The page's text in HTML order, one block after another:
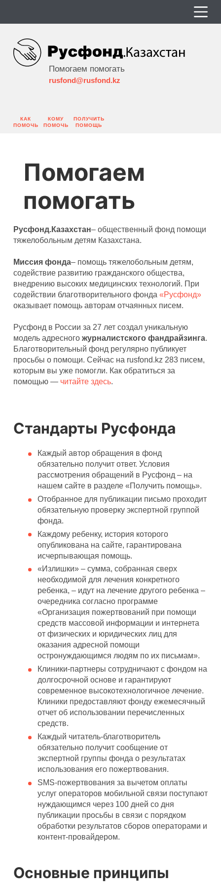
Помогаем помогать
rusfond@rusfond.kz
КАК
ПОМОЧЬ
КОМУ
ПОМОЧЬ
ПОЛУЧИТЬ
ПОМОЩЬ
Помогаем
помогать
Русфонд.Казахстан– общественный фонд помощи
тяжелобольным детям Казахстана.
Миссия фонда– помощь тяжелобольным детям,
содействие развитию гражданского общества,
внедрению высоких медицинских технологий. При
содействии благотворительного фонда «Русфонд»
оказывает помощь авторам отчаянных писем.
Русфонд в России за 27 лет создал уникальную
модель адресного журналистского фандрайзинга.
Благотворительный фонд регулярно публикует
просьбы о помощи. Сейчас на rusfond.kz 283 писем,
которым вы уже помогли. Как обратиться за
помощью — читайте здесь.
Стандарты Русфонда
Каждый автор обращения в фонд
обязательно получит ответ. Условия
рассмотрения обращений в Русфонд – на
нашем сайте в разделе «Получить помощь».
Отобранное для публикации письмо проходит
обязательную проверку экспертной группой
фонда.
Каждому ребенку, история которого
опубликована на сайте, гарантирована
исчерпывающая помощь.
«Излишки» – сумма, собранная сверх
необходимой для лечения конкретного
ребенка, – идут на лечение другого ребенка –
очередника согласно программе
«Организация пожертвований при помощи
средств массовой информации и интернета
от физических и юридических лиц для
оказания адресной помощи
остронуждающимся людям по их письмам».
Клиники-партнеры сотрудничают с фондом на
долгосрочной основе и гарантируют
современное высокотехнологичное лечение.
Клиники предоставляют фонду ежемесячный
отчет об использовании перечисленных
средств.
Каждый читатель-благотворитель
обязательно получит сообщение от
экспертной группы фонда о результатах
использования его пожертвования.
SMS-пожертвования за вычетом оплаты
услуг операторов мобильной связи поступают
нуждающимся через 100 дней со дня
публикации просьбы в связи с порядком
обработки результатов сборов операторами и
контент-провайдером.
Основные принципы